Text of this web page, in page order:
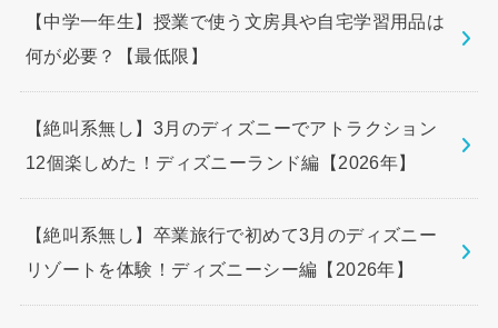
【中学一年生】授業で使う文房具や自宅学習用品は
何が必要？【最低限】
【絶叫系無し】3月のディズニーでアトラクション
12個楽しめた！ディズニーランド編【2026年】
【絶叫系無し】卒業旅行で初めて3月のディズニー
リゾートを体験！ディズニーシー編【2026年】